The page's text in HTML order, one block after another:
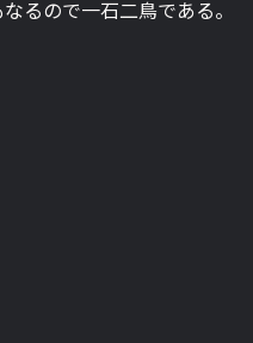
るので一石二鳥である。